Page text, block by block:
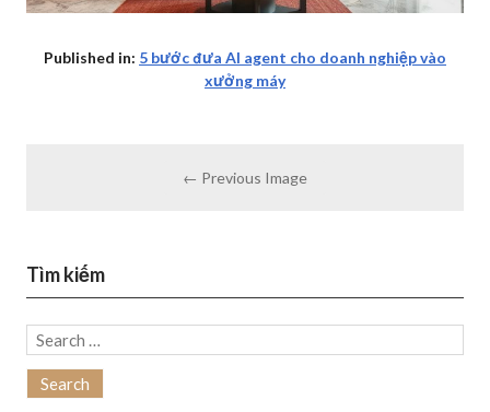
Published in: 5 bước đưa AI agent cho doanh nghiệp vào
xưởng máy
← Previous Image
Tìm kiếm
Search
for: